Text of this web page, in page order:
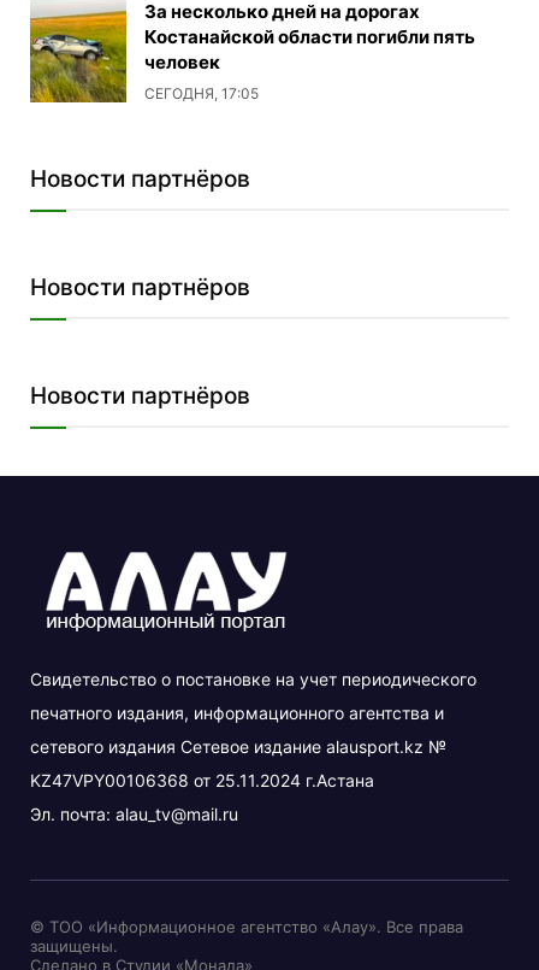
За несколько дней на дорогах
Костанайской области погибли пять
человек
СЕГОДНЯ, 17:05
Новости партнёров
Новости партнёров
Новости партнёров
Свидетельство о постановке на учет периодического
печатного издания, информационного агентства и
сетевого издания Сетевое издание alausport.kz №
KZ47VPY00106368 от 25.11.2024 г.Астана
Эл. почта: alau_tv@mail.ru
© ТОО «Информационное агентство «Алау». Все права
защищены.
Сделано в Студии «Монада»